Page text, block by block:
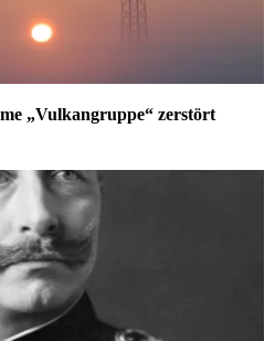
„Vulkangruppe“ zerstört